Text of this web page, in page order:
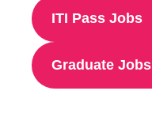
ITI Pass Jobs
Graduate Jobs